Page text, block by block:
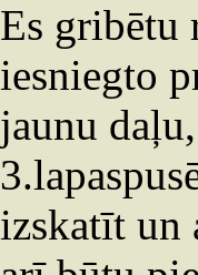
Es gribētu
iesniegto
jaunu
izskatīt un